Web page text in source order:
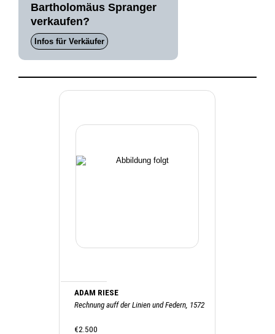
Bartholomäus Spranger
verkaufen?
Infos für Verkäufer
ADAM RIESE
Rechnung auff der Linien und Federn, 1572
€2.500